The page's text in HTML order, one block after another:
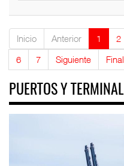
Inicio Anterior 1 2
6
7 Siguiente Final
PUERTOS Y